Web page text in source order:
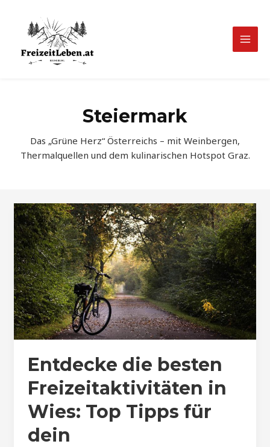
springen
Main
Steiermark
Das „Grüne Herz“ Österreichs – mit Weinbergen,
Thermalquellen und dem kulinarischen Hotspot Graz.
Entdecke die besten
Freizeitaktivitäten in
Wies: Top Tipps für
dein